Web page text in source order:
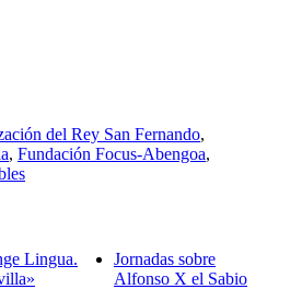
del Rey San Fernando,
, Fundación Focus-Abengoa,
Lingua.
Jornadas sobre
Alfonso X el Sabio